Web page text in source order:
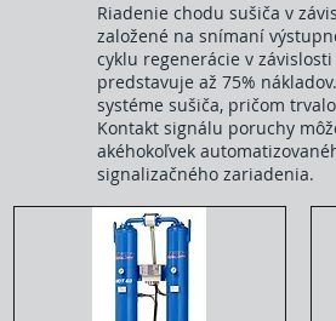
Riadenie chodu sušiča v
založené na snímaní
cyklu regenerácie v
predstavuje až 75%
systéme sušiča, pričom
Kontakt signálu poruchy
akéhokoľvek
signalizačného zariadenia.